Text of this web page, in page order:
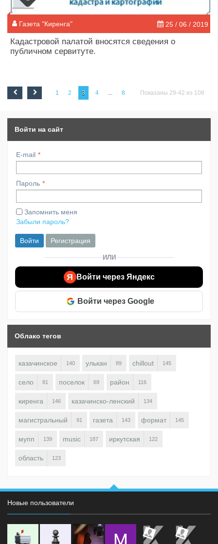
Газета "Киренга" 25 / 06 / 2019
Кадастровой палатой вносятся сведения о
публичном сервитуте.
1 2 3 4 8 Показаны 29-42 из 108
Войти на сайт
E-mail
Пароль
Запомнить меня
Забыли пароль?
Войти Регистрация
ИЛИ
Я Войти через Яндекс
Войти через Google
Облако тегов
казачинское 140 улькан 89 chillout 145
село 81 поселок 69 район 116
киренга 146 казачинско-ленский 134
магистральный 91 газета 143 формат 145
мупп 139 music 187 иркутская 122
область 123
Новые пользователи